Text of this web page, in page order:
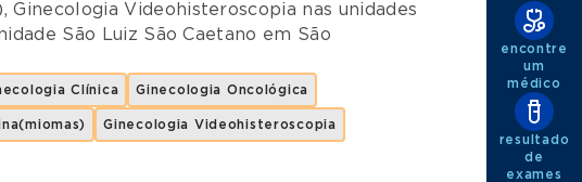
,Ginecologia Videohisteroscopia nas unidades
São Luiz São Caetano em São
Clínica Ginecologia Oncológica
Ginecologia Videohisteroscopia
encontre
um
médico
resultado
de
exames